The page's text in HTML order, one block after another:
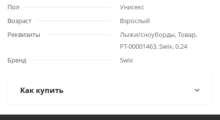
Пол
Унисекс
Возраст
Взрослый
Реквизиты
Лыжи/сноуборды, Товар,
РТ-00001463, Swix, 0.24
Бренд
Swix
Как купить